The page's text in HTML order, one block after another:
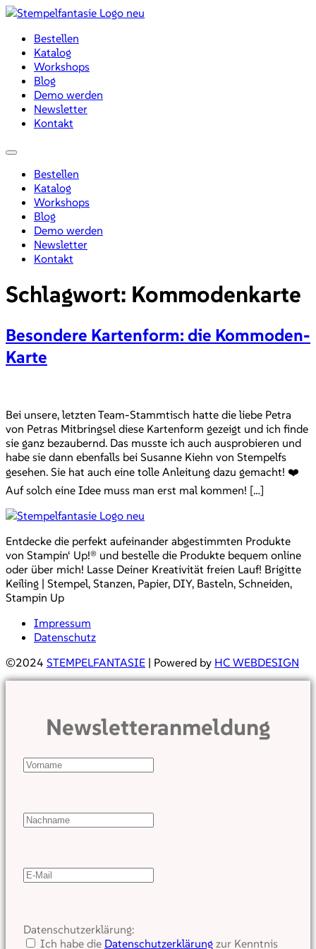
Zum
wechselnBestellen
Katalog
Workshops
Blog
Demo werden
Newsletter
Kontakt
Menü
Bestellen
Katalog
Workshops
Blog
Demo werden
Newsletter
Kontakt
Schlagwort: Kommodenkarte
Besondere Kartenform: die Kommoden-
Karte
Bei unsere, letzten Team-Stammtisch hatte die liebe Petra
von Petras Mitbringsel diese Kartenform gezeigt und ich finde
sie ganz bezaubernd. Das musste ich auch ausprobieren und
habe sie dann ebenfalls bei Susanne Kiehn von Stempelfs
gesehen. Sie hat auch eine tolle Anleitung dazu gemacht! ❤️
Auf solch eine Idee muss man erst mal kommen! […]
Entdecke die perfekt aufeinander abgestimmten Produkte
von Stampin‘ Up!® und bestelle die Produkte bequem online
oder über mich! Lasse Deiner Kreativität freien Lauf! Brigitte
Keiling | Stempel, Stanzen, Papier, DIY, Basteln, Schneiden,
Stampin Up
Impressum
Datenschutz
©2024 STEMPELFANTASIE | Powered by HC WEBDESIGN
Newsletteranmeldung
Datenschutzerklärung:
Ich habe die Datenschutzerklärung zur Kenntnis